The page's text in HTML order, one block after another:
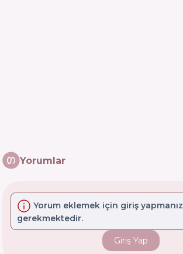
Yorumlar
Yorum eklemek için giriş yapmanız
gerekmektedir.
Giriş Yap